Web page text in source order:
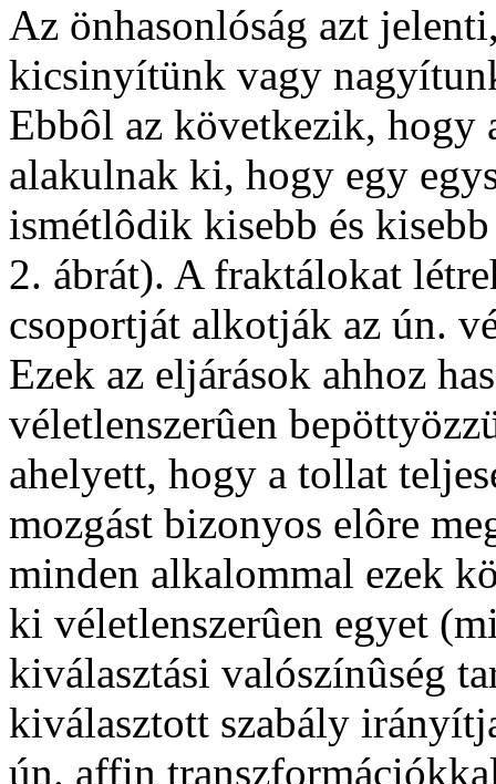
Az önhasonlóság azt
kicsinyítünk vagy
Ebbôl az következik, hogy
alakulnak ki, hogy egy
ismétlôdik kisebb és
2. ábrát). A fraktálokat
csoportját alkotják az ún.
Ezek az eljárások ahhoz
véletlenszerûen
ahelyett, hogy a tollat
mozgást bizonyos elôre
minden alkalommal ezek
ki véletlenszerûen egyet
kiválasztási valószínûség
kiválasztott szabály
ún. affin